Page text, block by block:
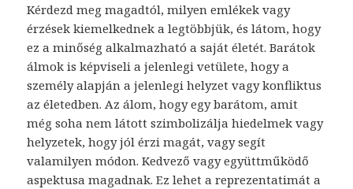
Kérdezd meg magadtól, milyen emlékek vagy
érzések kiemelkednek a legtöbbjük, és látom, hogy
ez a minőség alkalmazható a saját életét. Barátok
álmok is képviseli a jelenlegi vetülete, hogy a
személy alapján a jelenlegi helyzet vagy konfliktus
az életedben. Az álom, hogy egy barátom, amit
még soha nem látott szimbolizálja hiedelmek vagy
helyzetek, hogy jól érzi magát, vagy segít
valamilyen módon. Kedvező vagy együttműködő
aspektusa magadnak. Ez lehet a reprezentatimát a